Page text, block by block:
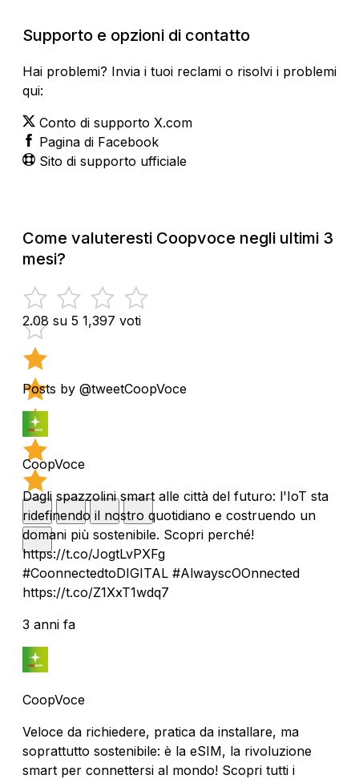
Supporto e opzioni di contatto
Hai problemi? Invia i tuoi reclami o risolvi i problemi
qui:
Conto di supporto X.com
Pagina di Facebook
Sito di supporto ufficiale
Come valuteresti Coopvoce negli ultimi 3
mesi?
2.08 su 5 1,397 voti
Posts by @tweetCoopVoce
CoopVoce
Dagli spazzolini smart alle città del futuro: l'IoT sta
ridefinendo il nostro quotidiano e costruendo un
domani più sostenibile. Scopri perché!
https://t.co/JogtLvPXFg
#CoonnectedtoDIGITAL #AlwayscOOnnected
https://t.co/Z1XxT1wdq7
3 anni fa
CoopVoce
Veloce da richiedere, pratica da installare, ma
soprattutto sostenibile: è la eSIM, la rivoluzione
smart per connettersi al mondo! Scopri tutti i